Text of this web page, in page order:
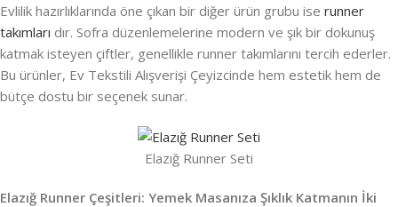
Evlilik hazırlıklarında öne çıkan bir diğer ürün grubu ise runner
takımları dır. Sofra düzenlemelerine modern ve şık bir dokunuş
katmak isteyen çiftler, genellikle runner takımlarını tercih ederler.
Bu ürünler, Ev Tekstili Alışverişi Çeyizcinde hem estetik hem de
bütçe dostu bir seçenek sunar.
Elazığ Runner Seti
Elazığ Runner Çeşitleri: Yemek Masanıza Şıklık Katmanın İki